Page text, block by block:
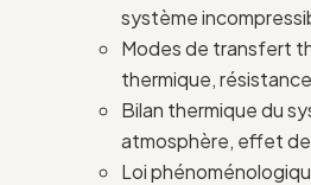
système
Modes de transfert
thermique,
Bilan thermique du
atmosphère, effet
Loi